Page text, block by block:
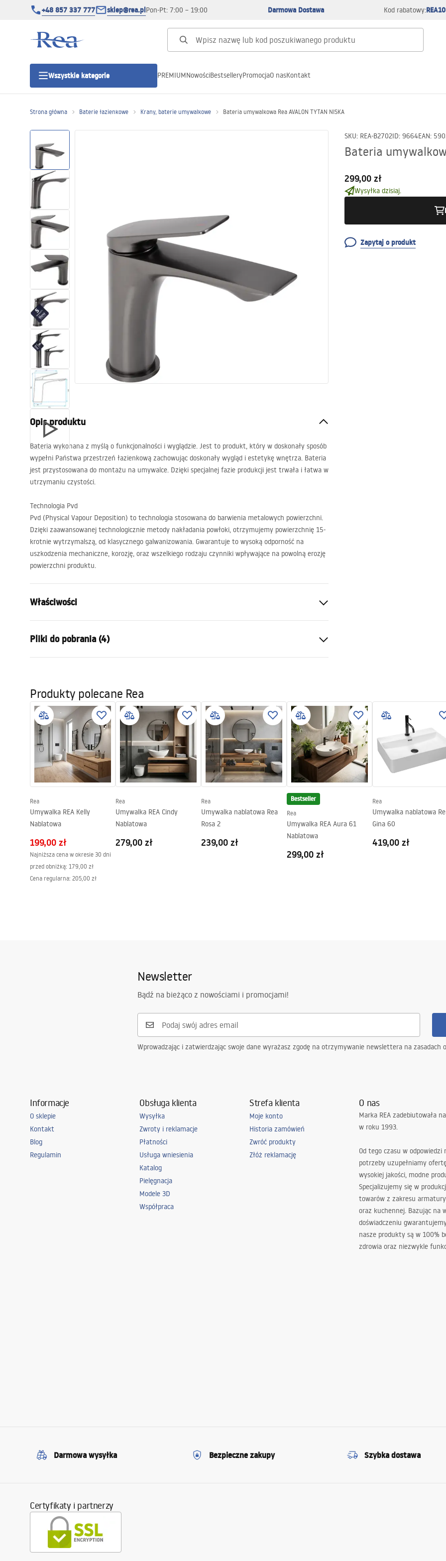
+48 857 337 777 sklep@rea.plPon-Pt: 7:00 – 19:00 Darmowa Dostawa Kod rabatowy:REA10
Wszystkie kategorie
Kategorie produktowe
Kabiny prysznicowe
Toalety, ubikacje
Umywalki
Wanny i parawany
Baterie
Kuchnia
Akcesoria i meble łazienkowe
PREMIUMNowościBestselleryPromocjaO nasKontakt
Strona główna Baterie łazienkowe Krany, baterie umywalkowe Bateria umywalkowa Rea AVALON TYTAN NISKA
SKU: REA-B2702ID: 9664EAN:
Bateria
299,00 zł
Wysyłka dzisiaj.
Zapytaj o produkt
Opis produktu
Bateria wykonana z myślą o funkcjonalności i wyglądzie. Jest to produkt, który w doskonały sposób
wypełni Państwa przestrzeń łazienkową zachowując doskonały wygląd i estetykę wnętrza. Bateria
jest przystosowana do montażu na umywalce. Dzięki specjalnej fazie produkcji jest trwała i łatwa w
utrzymaniu czystości.
Technologia Pvd
Pvd (Physical Vapour Deposition) to technologia stosowana do barwienia metalowych powierzchni.
Dzięki zaawansowanej technologicznie metody nakładania powłoki, otrzymujemy powierzchnię 15-
krotnie wytrzymalszą, od klasycznego galwanizowania. Gwarantuje to wysoką odporność na
uszkodzenia mechaniczne, korozję, oraz wszelkiego rodzaju czynniki wpływające na powolną erozję
powierzchni produktu.
Właściwości
Sposób montażu:
Kolor:
Tytan
Materiał:
Zasięg wylewki:
110
mm
Wysokość (mm):
165
mm
Powłoka:
Średnica podłączenia:
3/8 cala
Gwarancja
Pliki do pobrania (4)
Faucets_-_5.pdf
Informacje o
bezpieczeństwie
Safety_Information_Faucets.pdf
Pielęgnacja
Pielegnacja.pdf
Produkty polecane Rea
Rea
Umywalka REA Kelly
Nablatowa
199,00 zł
Najniższa cena w okresie 30 dni
przed obniżką: 179,00 zł
Cena regularna: 205,00 zł
Rea
Umywalka REA Cindy
Nablatowa
279,00 zł
Rea
Umywalka nablatowa Rea
Rosa 2
239,00 zł
Bestseller
Rea
Umywalka REA Aura 61
Nablatowa
299,00 zł
Rea
Umywalka nablatowa
Gina 60
419,00 zł
Newsletter
Bądź na bieżąco z nowościami i promocjami!
Wprowadzając i zatwierdzając swoje dane wyrażasz zgodę na otrzymywanie newslettera na zasadach
Informacje
O sklepie
Kontakt
Blog
Regulamin
Obsługa klienta
Wysyłka
Zwroty i reklamacje
Płatności
Usługa wniesienia
Katalog
Pielęgnacja
Modele 3D
Współpraca
Strefa klienta
Moje konto
Historia zamówień
Zwróć produkty
Złóż reklamację
O nas
Marka REA zadebiutowała
w roku 1993.
Od tego czasu w odpowiedzi
potrzeby uzupełniamy
wysokiej jakości, modne
Specjalizujemy się w
towarów z zakresu
oraz kuchennej. Bazując na
doświadczeniu
nasze produkty są w 100%
zdrowia oraz niezwykle
Darmowa wysyłka Bezpieczne zakupy Szybka dostawa
Certyfikaty i partnerzy